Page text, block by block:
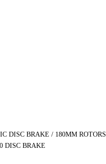
DISC BRAKE / 180MM ROTORS
DISC BRAKE